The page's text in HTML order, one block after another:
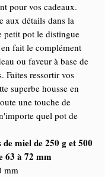
pour vos cadeaux.
aux détails dans la
petit pot le distingue
fait le complément
ou faveur à base de
Faites ressortir vos
superbe housse en
une touche de
quel pot de
miel de 250 g et 500
63 à 72 mm
mm